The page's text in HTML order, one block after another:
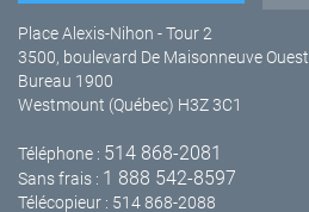
Place Alexis-Nihon - Tour 2
3500, boulevard De Maisonneuve Ouest
Bureau 1900
Westmount (Québec) H3Z 3C1
Téléphone : 514 868-2081
Sans frais : 1 888 542-8597
Télécopieur : 514 868-2088